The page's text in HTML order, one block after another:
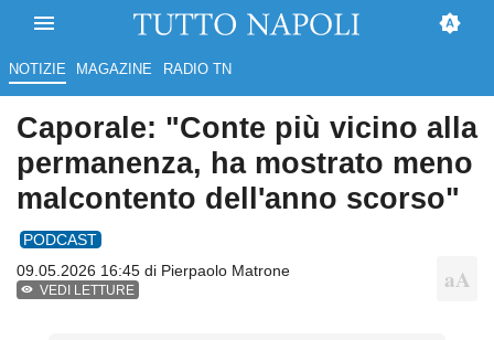
NOTIZIE MAGAZINE RADIO TN
Caporale: "Conte più vicino alla
permanenza, ha mostrato meno
malcontento dell'anno scorso"
PODCAST
09.05.2026 16:45 di Pierpaolo Matrone
VEDI LETTURE